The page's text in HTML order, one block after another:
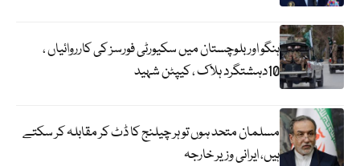
ہنگو اور بلوچستان میں سکیورٹی فورسز کی کارروائیاں ،
10دہشتگرد ہلاک ، کیپٹن شہید
مسلمان متحد ہوں تو ہر چیلنج کا ڈٹ کر مقابلہ کر سکتے
ہیں، ایرانی وزیر خارجہ